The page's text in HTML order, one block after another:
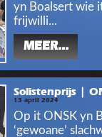
yn Boalsert wie
frijwilli...
MEER...
Solistenprijs |
13 april 2024
Op it ONSK yn
‘gewoane’